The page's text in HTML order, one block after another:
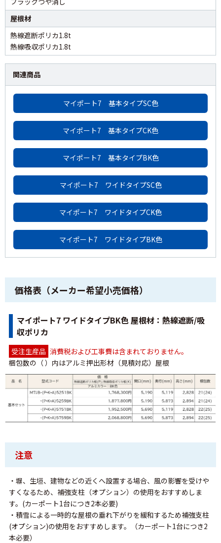
屋根材
熱線遮断ポリカ1.8t
熱線吸収ポリカ1.8t
関連商品
マイポート7 基本タイプSC色
マイポート7 基本タイプCK色
マイポート7 基本タイプBK色
マイポート7 ワイドタイプSC色
マイポート7 ワイドタイプCK色
マイポート7 ワイドタイプBK色
価格表（メーカー希望小売価格）
マイポート7 ワイドタイプBK色 屋根材：熱線遮断/吸
収ポリカ
受注生産品 消費税および工事費は含まれておりません。
梱包数の（ ）内はアルミ押出形材（見積対応）屋根
注意
・塀、生垣、建物などの近くへ設置する場合、風の影響を受けや
すくなるため、補強支柱（オプション）の使用をおすすめしま
す。(カーポート1台につき2本必要)
・積雪による一時的な屋根の垂れ下がりを緩和するため補強支柱
(オプション)の使用をおすすめします。（カーポート1台につき2
本必要）